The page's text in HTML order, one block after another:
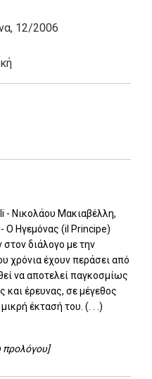
, 12/2006
- Νικολάου Μακιαβέλλη,
Ο Ηγεμόνας (il Principe)
διάλογο με την
χρόνια έχουν περάσει από
να αποτελεί παγκοσμίως
και έρευνας, σε μέγεθος
έκτασή του. (. . .)
προλόγου]